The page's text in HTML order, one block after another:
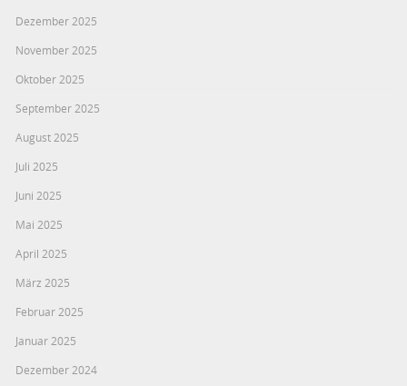
Dezember 2025
November 2025
Oktober 2025
September 2025
August 2025
Juli 2025
Juni 2025
Mai 2025
April 2025
März 2025
Februar 2025
Januar 2025
Dezember 2024